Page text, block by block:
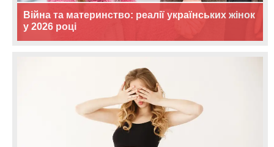
Війна та материнство: реалії українських жінок
у 2026 році